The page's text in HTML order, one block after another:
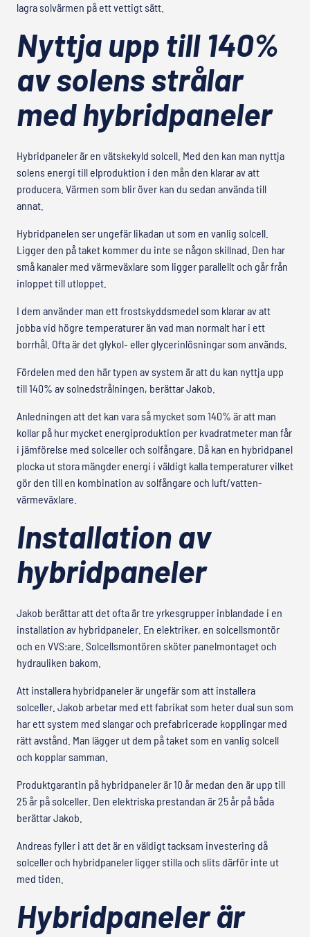
lagra solvärmen på ett vettigt sätt.
Nyttja upp till 140%
av solens strålar
med hybridpaneler
Hybridpaneler är en vätskekyld solcell. Med den kan man nyttja
solens energi till elproduktion i den mån den klarar av att
producera. Värmen som blir över kan du sedan använda till
annat.
Hybridpanelen ser ungefär likadan ut som en vanlig solcell.
Ligger den på taket kommer du inte se någon skillnad. Den har
små kanaler med värmeväxlare som ligger parallellt och går från
inloppet till utloppet.
I dem använder man ett frostskyddsmedel som klarar av att
jobba vid högre temperaturer än vad man normalt har i ett
borrhål. Ofta är det glykol- eller glycerinlösningar som används.
Fördelen med den här typen av system är att du kan nyttja upp
till 140% av solnedstrålningen, berättar Jakob.
Anledningen att det kan vara så mycket som 140% är att man
kollar på hur mycket energiproduktion per kvadratmeter man får
i jämförelse med solceller och solfångare. Då kan en hybridpanel
plocka ut stora mängder energi i väldigt kalla temperaturer vilket
gör den till en kombination av solfångare och luft/vatten-
värmeväxlare.
Installation av
hybridpaneler
Jakob berättar att det ofta är tre yrkesgrupper inblandade i en
installation av hybridpaneler. En elektriker, en solcellsmontör
och en VVS:are. Solcellsmontören sköter panelmontaget och
hydrauliken bakom.
Att installera hybridpaneler är ungefär som att installera
solceller. Jakob arbetar med ett fabrikat som heter dual sun som
har ett system med slangar och prefabricerade kopplingar med
rätt avstånd. Man lägger ut dem på taket som en vanlig solcell
och kopplar samman.
Produktgarantin på hybridpaneler är 10 år medan den är upp till
25 år på solceller. Den elektriska prestandan är 25 år på båda
berättar Jakob.
Andreas fyller i att det är en väldigt tacksam investering då
solceller och hybridpaneler ligger stilla och slits därför inte ut
med tiden.
Hybridpaneler är